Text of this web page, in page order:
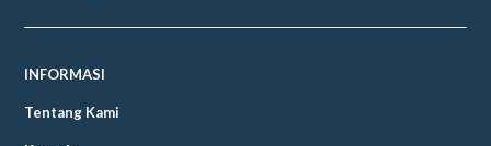
INFORMASI
Tentang Kami